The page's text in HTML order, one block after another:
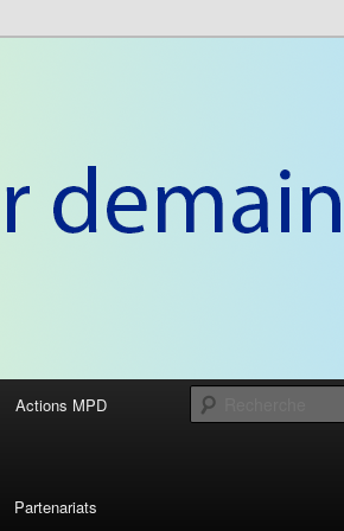
Actions MPD
Partenariats